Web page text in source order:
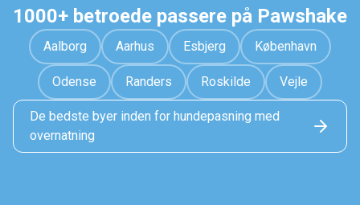
1000+ betroede passere på Pawshake
Aalborg Aarhus Esbjerg København
Odense Randers Roskilde Vejle
De bedste byer inden for hundepasning med
overnatning